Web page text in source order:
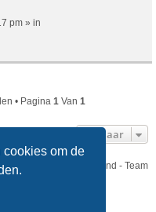
cookies om de
pm » in
• Pagina 1 Van 1
Ga Naar
Nikon Club Nederland - Team